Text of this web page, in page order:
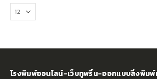
โรงพิมพ์ออนไลน์-เว็บทูพริ้น-ออกแบบสิ่งพิมพ์